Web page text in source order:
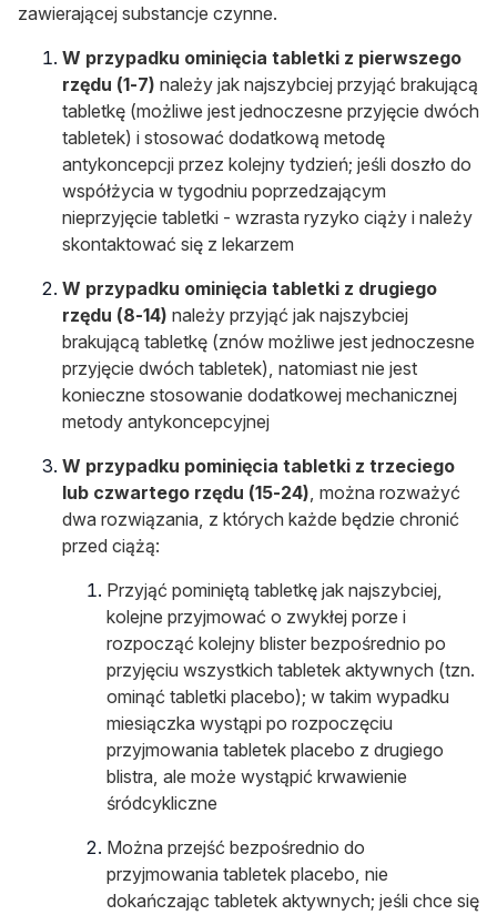
zawierającej substancje czynne.
W przypadku ominięcia tabletki z pierwszego
rzędu (1-7) należy jak najszybciej przyjąć brakującą
tabletkę (możliwe jest jednoczesne przyjęcie dwóch
tabletek) i stosować dodatkową metodę
antykoncepcji przez kolejny tydzień; jeśli doszło do
współżycia w tygodniu poprzedzającym
nieprzyjęcie tabletki - wzrasta ryzyko ciąży i należy
skontaktować się z lekarzem
W przypadku ominięcia tabletki z drugiego
rzędu (8-14) należy przyjąć jak najszybciej
brakującą tabletkę (znów możliwe jest jednoczesne
przyjęcie dwóch tabletek), natomiast nie jest
konieczne stosowanie dodatkowej mechanicznej
metody antykoncepcyjnej
W przypadku pominięcia tabletki z trzeciego
lub czwartego rzędu (15-24), można rozważyć
dwa rozwiązania, z których każde będzie chronić
przed ciążą:
Przyjąć pominiętą tabletkę jak najszybciej,
kolejne przyjmować o zwykłej porze i
rozpocząć kolejny blister bezpośrednio po
przyjęciu wszystkich tabletek aktywnych (tzn.
ominąć tabletki placebo); w takim wypadku
miesiączka wystąpi po rozpoczęciu
przyjmowania tabletek placebo z drugiego
blistra, ale może wystąpić krwawienie
śródcykliczne
Można przejść bezpośrednio do
przyjmowania tabletek placebo, nie
dokańczając tabletek aktywnych; jeśli chce się